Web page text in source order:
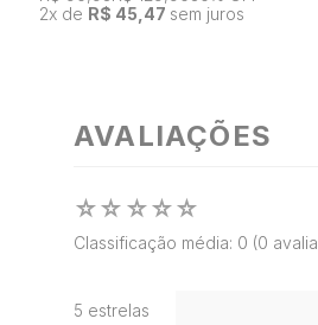
2x de R$ 45,47 sem juros
AVALIAÇÕES
☆☆ ☆☆☆
Classificação média: 0 (0
5 estrelas